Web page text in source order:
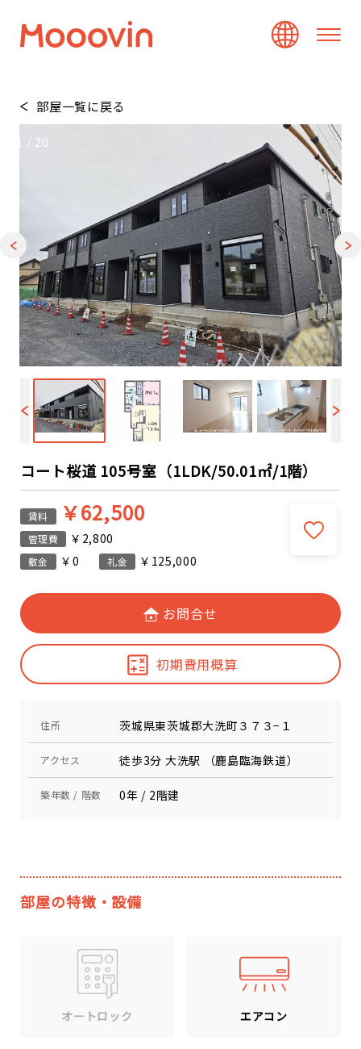
部屋一覧に戻る
1 / 20
コート桜道 105号室（1LDK/50.01㎡/1階）
賃料 ￥62,500
管理費 ￥2,800
敷金 ￥0 礼金 ￥125,000
お問合せ
初期費用概算
住所 茨城県東茨城郡大洗町３７３−１
アクセス 徒歩3分 大洗駅 （鹿島臨海鉄道）
築年数 / 階数 0年 / 2階建
部屋の特徴・設備
オートロック エアコン